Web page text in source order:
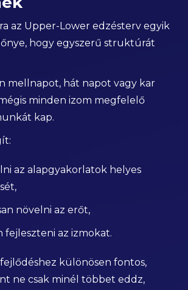
az Upper-Lower edzésterv egyik
hogy egyszerű struktúrát
mellnapot, hát napot vagy kar
minden izom megfelelő
kap.
az alapgyakorlatok helyes
növelni az erőt,
fejleszteni az izmokat.
különösen fontos,
ne csak minél többet eddz,